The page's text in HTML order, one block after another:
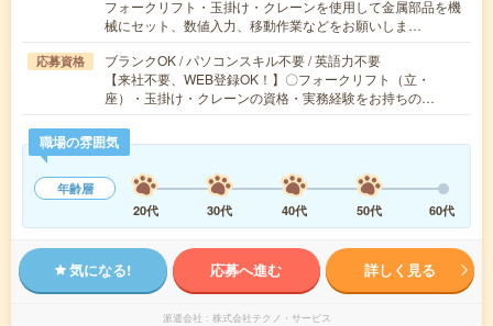
フォークリフト・玉掛け・クレーンを使用して金属部品を機
械にセット、数値入力、移動作業などをお願いしま…
応募資格
ブランクOK / パソコンスキル不要 / 英語力不要
【来社不要、WEB登録OK！】〇フォークリフト（立・
座）・玉掛け・クレーンの資格・実務経験をお持ちの…
職場の雰囲気
年齢層
20代
30代 40代 50代 60代
気になる! 応募へ進む 詳しく見る
派遣会社 株式会社テクノ・サービス